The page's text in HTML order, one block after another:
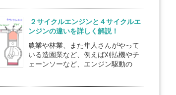
２サイクルエンジンと４サイクルエ
ンジンの違いを詳しく解説！
農業や林業、また隼人さんがやって
いる造園業など、例えば刈払機やチ
ェーンソーなど、エンジン駆動の